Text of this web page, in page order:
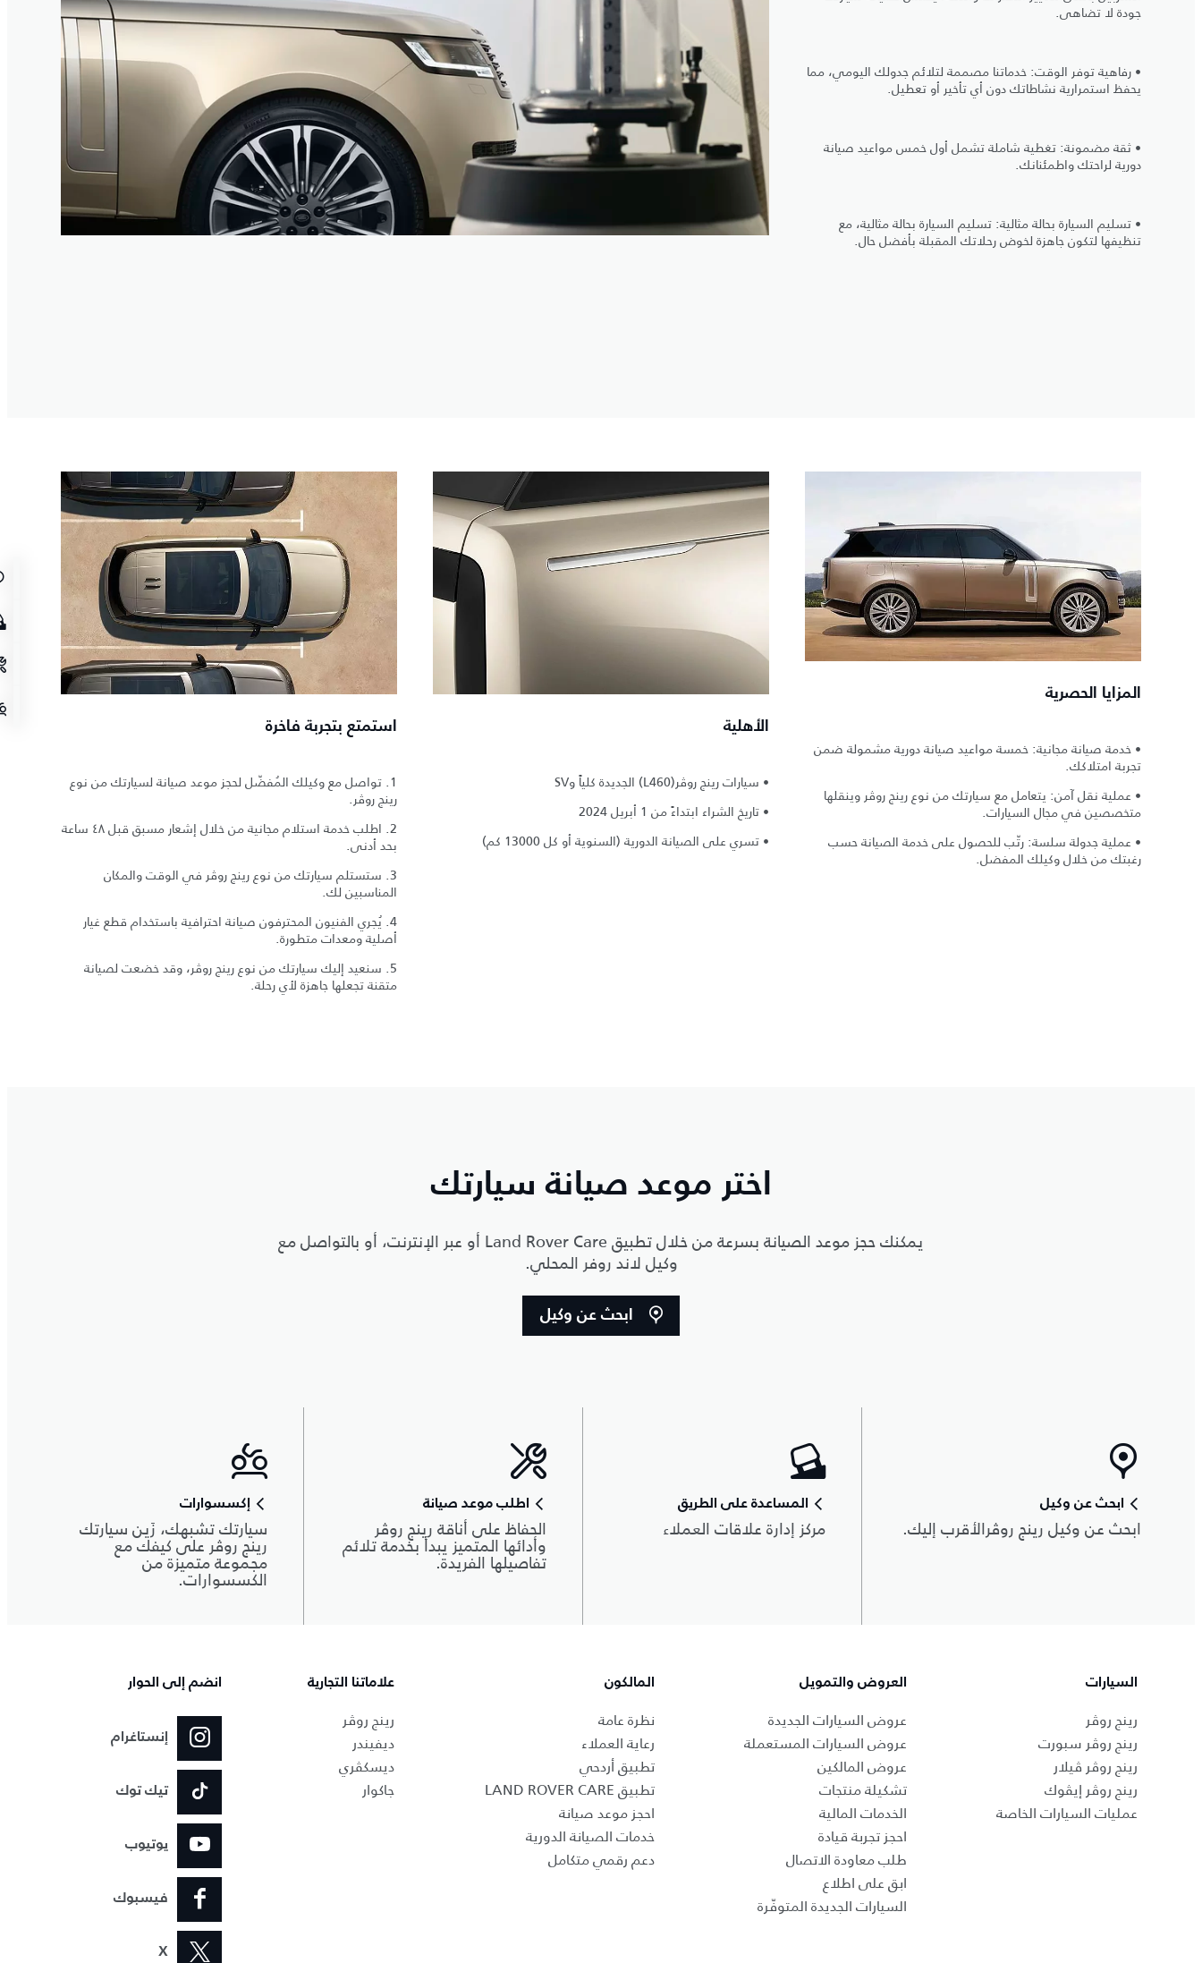
جودة لا تضاهى.
• رفاهية توفر الوقت: خدماتنا مصممة لتلائم جدولك اليومي، مما
يحفظ استمرارية نشاطاتك دون أي تأخير أو تعطيل.
• ثقة مضمونة: تغطية شاملة تشمل أول خمس مواعيد صيانة
دورية لراحتك واطمئنانك.
• تسليم السيارة بحالة مثالية: تسليم السيارة بحالة مثالية، مع
تنظيفها لتكون جاهزة لخوض رحلاتك المقبلة بأفضل حال.
المزايا الحصرية
• خدمة صيانة مجانية: خمسة مواعيد صيانة دورية مشمولة ضمن
تجربة امتلاكك.
• عملية نقل آمن: يتعامل مع سيارتك من نوع رينج روڤر وينقلها
متخصصين في مجال السيارات.
• عملية جدولة سلسة: رتّب للحصول على خدمة الصيانة حسب
رغبتك من خلال وكيلك المفضل.
الأهلية
• سيارات رينج روڤر(L460) الجديدة كلياً وSV
• تاريخ الشراء ابتداءً من 1 أبريل 2024
• تسري على الصيانة الدورية (السنوية أو كل 13000 كم)
استمتع بتجربة فاخرة
1. تواصل مع وكيلك المُفضّل لحجز موعد صيانة لسيارتك من نوع
رينج روڤر.
2. اطلب خدمة استلام مجانية من خلال إشعار مسبق قبل ٤٨ ساعة
بحد أدنى.
3. ستستلم سيارتك من نوع رينج روڤر في الوقت والمكان
المناسبين لك.
4. يُجري الفنيون المحترفون صيانة احترافية باستخدام قطع غيار
أصلية ومعدات متطورة.
5. سنعيد إليك سيارتك من نوع رينج روڤر، وقد خضعت لصيانة
متقنة تجعلها جاهزة لأي رحلة.
اختر موعد صيانة سيارتك
يمكنك حجز موعد الصيانة بسرعة من خلال تطبيق Land Rover Care أو عبر الإنترنت، أو بالتواصل مع
وكيل لاند روفر المحلي.
ابحث عن وكيل
ابحث عن وكيل
ابحث عن وكيل رينج روڤرالأقرب إليك.
المساعدة على الطريق
مركز إدارة علاقات العملاء
اطلب موعد صيانة
الحفاظ على أناقة رينج روڤر
وأدائها المتميز يبدأ بخدمة تلائم
تفاصيلها الفريدة.
إكسسوارات
سيارتك تشبهك، زَين سيارتك
رينج روڤر على كيفك مع
مجموعة متميزة من
الكسسوارات.
السيارات
رينج روڤر
رينج روڤر سبورت
رينج روڤر ڤيلار
رينج روڤر إيڤوك
عمليات السيارات الخاصة
العروض والتمويل
عروض السيارات الجديدة
عروض السيارات المستعملة
عروض المالكين
تشكيلة منتجات
الخدمات المالية
احجز تجربة قيادة
طلب معاودة الاتصال
ابق على اطلاع
السيارات الجديدة المتوفّرة
المالكون
نظرة عامة
رعاية العملاء
تطبيق أردحي
تطبيق LAND ROVER CARE
احجز موعد صيانة
خدمات الصيانة الدورية
دعم رقمي متكامل
علاماتنا التجارية
رينج روڤر
ديفيندر
ديسكڤري
جاكوار
انضم إلى الحوار
إنستاغرام
تيك توك
يوتيوب
فيسبوك
X